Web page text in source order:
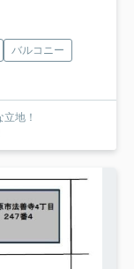
バルコニー
地！